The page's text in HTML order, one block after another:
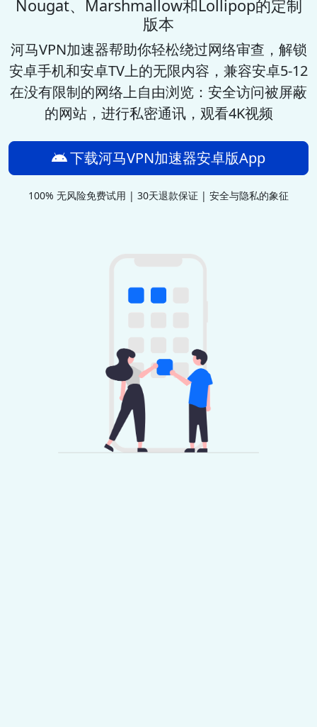
Nougat、Marshmallow和Lollipop的定制
版本
河马VPN加速器帮助你轻松绕过网络审查，解锁
安卓手机和安卓TV上的无限内容，兼容安卓5-12
在没有限制的网络上自由浏览：安全访问被屏蔽
的网站，进行私密通讯，观看4K视频
下载河马VPN加速器安卓版App
100% 无风险免费试用 | 30天退款保证 | 安全与隐私的象征